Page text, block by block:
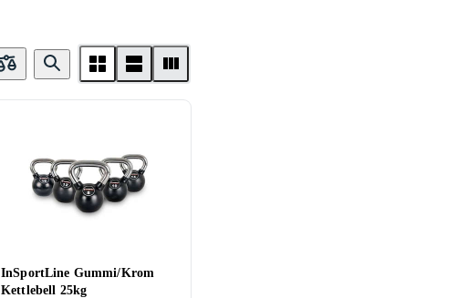
InSportLine Gummi/Krom
Kettlebell 25kg